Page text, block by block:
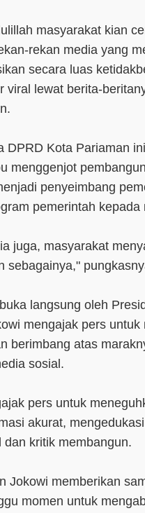
masyarakat kian
rekan media yang
secara luas
viral lewat berita-
DPRD Kota Pariaman
menggenjot
penyeimbang
pemerintah kepada
juga, masyarakat
sebagainya,"
langsung oleh
mengajak pers
berimbang atas
sosial.
pers untuk
akurat,
dan kritik membangun.
Jokowi memberikan
momen untuk